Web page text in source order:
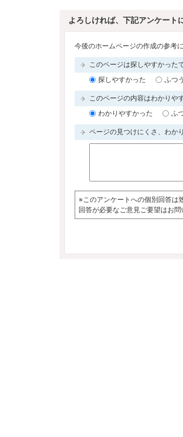
よろしければ、下記アンケート
今後のホームページの作成の参考
このページは探しやすかった
探しやすかった ふつう
このページの内容はわかりや
わかりやすかった ふ
ページの見つけにくさ、わか
※このアンケートへの個別回答は
回答が必要なご意見ご要望はお